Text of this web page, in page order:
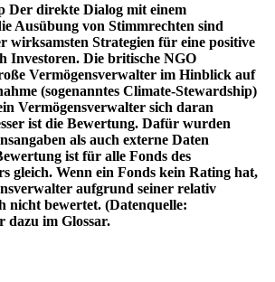
Der direkte Dialog mit einem
Ausübung von Stimmrechten sind
wirksamsten Strategien für eine positive
Investoren. Die britische NGO
Vermögensverwalter im Hinblick auf
(sogenanntes Climate-Stewardship)
Vermögensverwalter sich daran
ist die Bewertung. Dafür wurden
als auch externe Daten
ist für alle Fonds des
gleich. Wenn ein Fonds kein Rating hat,
aufgrund seiner relativ
nicht bewertet. (Datenquelle:
dazu im Glossar.